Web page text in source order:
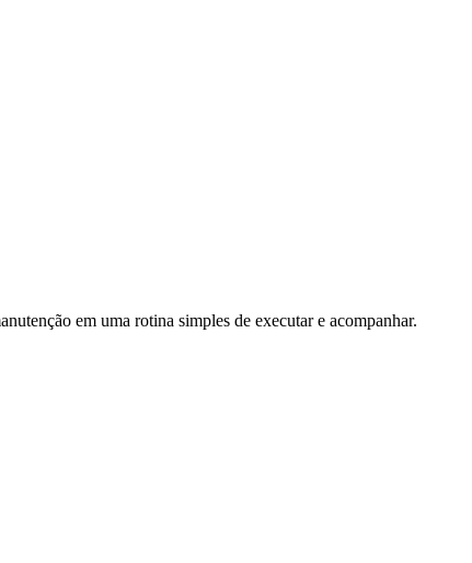
em uma rotina simples de executar e acompanhar.